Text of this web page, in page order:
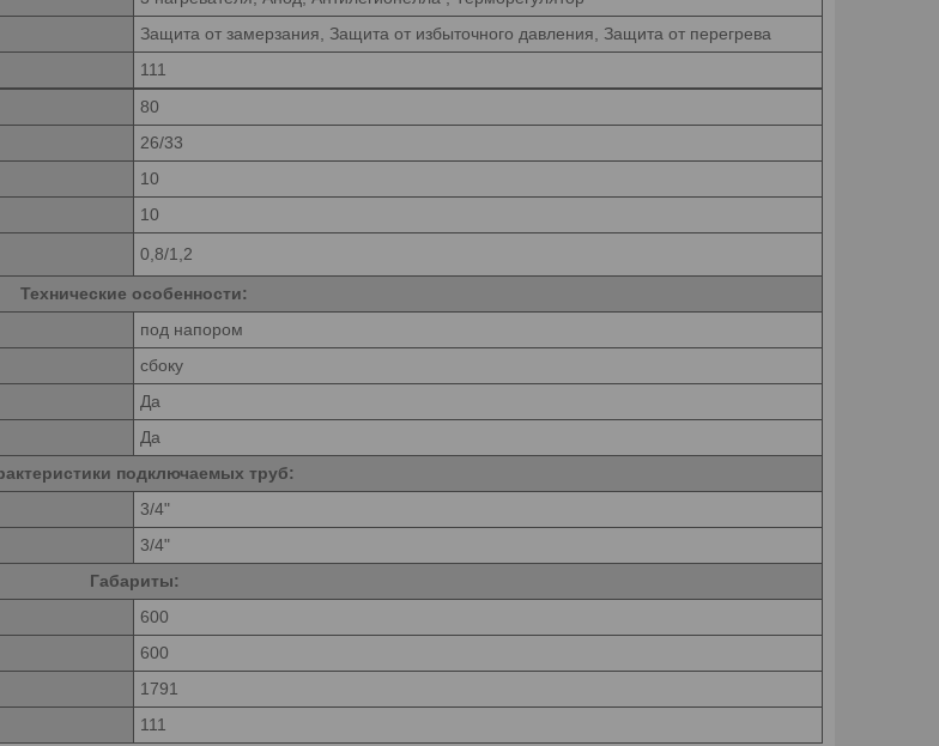
Защита от замерзания, Защита от избыточного давления, Защита от перегрева
111
80
26/33
10
10
0,8/1,2
Технические особенности:
под напором
сбоку
Да
Да
подключаемых труб:
3/4"
3/4"
Габариты:
600
600
1791
111